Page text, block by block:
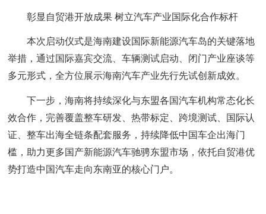
彰显自贸港开放成果 树立汽车产业国际化合作标杆
本次启动仪式是海南建设国际新能源汽车岛的关键落地
举措，通过国际嘉宾交流、车辆测试启动、闭门产业座谈等
多元形式，全方位展示海南汽车产业先行先试创新成效。
下一步，海南将持续深化与东盟各国汽车机构常态化长
效合作，完善覆盖整车研发、热带标定、跨境测试、国际认
证、整车出海全链条配套服务，持续降低中国车企出海门
槛，助力更多国产新能源汽车驰骋东盟市场，依托自贸港优
势打造中国汽车走向东南亚的核心门户。